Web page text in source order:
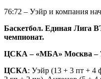
76:72 – Уэйр и компания
Баскетбол. Единая Лига
чемпионат.
ЦСКА – «МБА» Москва –
ЦСКА: Уэйр (13 + 3 пт + 4